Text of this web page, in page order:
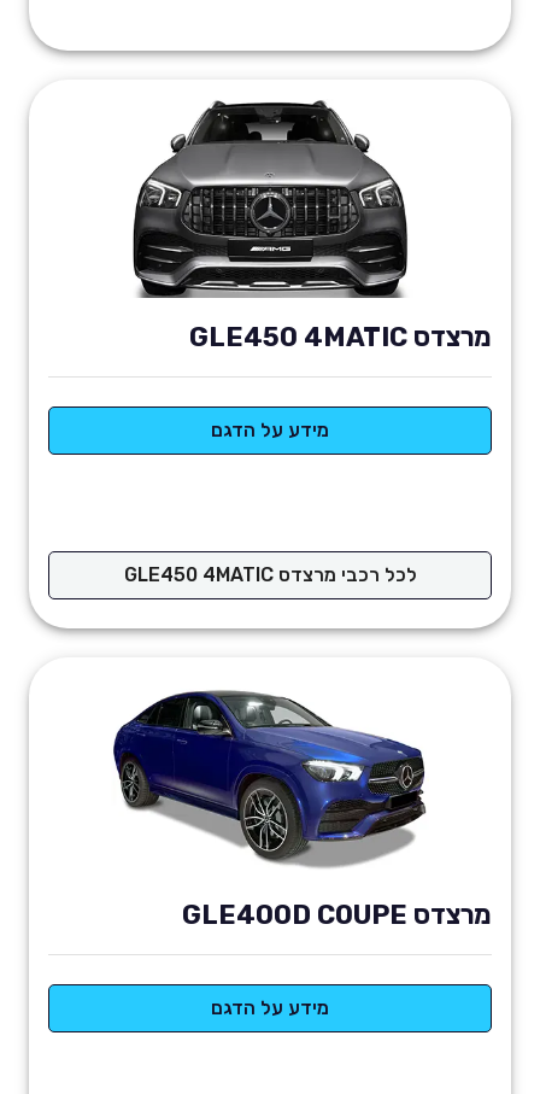
מרצדס GLE450 4MATIC
מידע על הדגם
לכל רכבי מרצדס GLE450 4MATIC
מרצדס GLE400D COUPE
מידע על הדגם